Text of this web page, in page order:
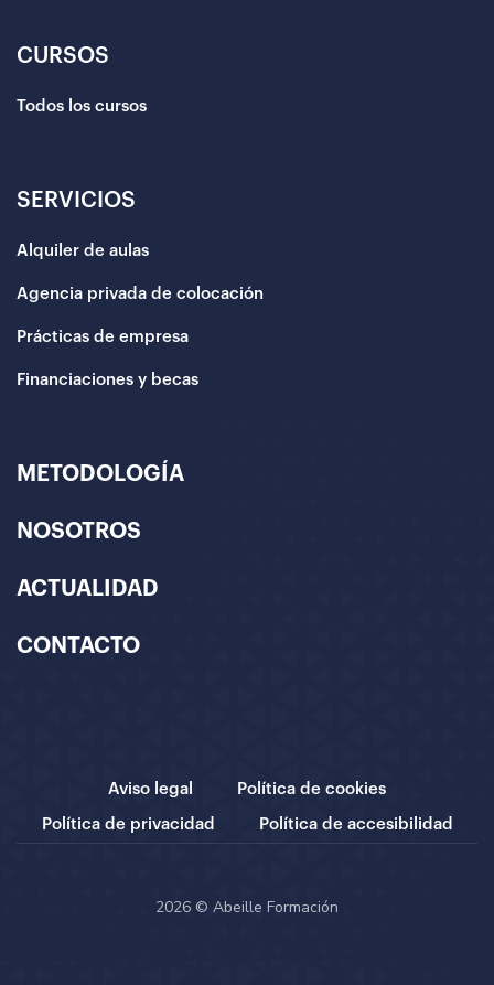
CURSOS
Todos los cursos
SERVICIOS
Alquiler de aulas
Agencia privada de colocación
Prácticas de empresa
Financiaciones y becas
METODOLOGÍA
NOSOTROS
ACTUALIDAD
CONTACTO
Aviso legal Política de cookies
Política de privacidad Política de accesibilidad
2026 © Abeille Formación